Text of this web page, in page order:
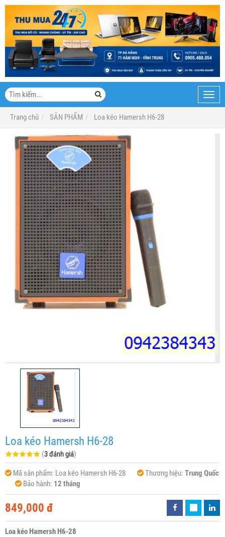
Trang chủ
SẢN PHẨM Loa kéo Hamersh H6-28
Loa kéo Hamersh H6-28
(3 đánh giá)
Mã sản phẩm: Loa kéo Hamersh H6-28 Thương hiệu: Trung Quốc
Bảo hành: 12 tháng
849,000 đ
Loa kéo Hamersh H6-28